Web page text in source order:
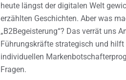
heute längst der digitalen Welt
erzählten Geschichten. Aber was
„B2Begeisterung“? Das verrät uns
Führungskräfte strategisch und
individuellen
Fragen.